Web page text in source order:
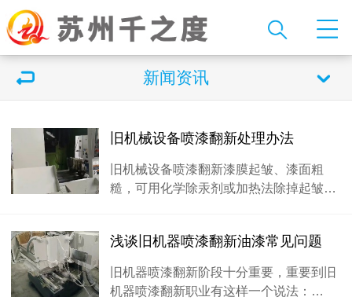
新闻资讯
​旧机械设备喷漆翻新处理办法
旧机械设备喷漆翻新漆膜起皱、漆面粗
糙，可用化学除汞剂或加热法除掉起皱…
浅谈旧机器喷漆翻新油漆常见问题
旧机器喷漆翻新阶段十分重要，重要到旧
机器喷漆翻新职业有这样一个说法：…